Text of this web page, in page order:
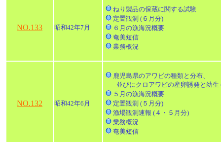
NO.133 昭和42年7月
ねり製品の保蔵に関する試験
定置観測 (６月分)
６月の漁海況概要
奄美短信
業務概況
NO.132 昭和42年6月
鹿児島県のアワビの種類と分布、
並びにクロアワビの産卵誘発と幼生
５月の漁海況概要
定置観測 (５月分)
漁場観測速報 (４・５月分)
業務概況
奄美短信